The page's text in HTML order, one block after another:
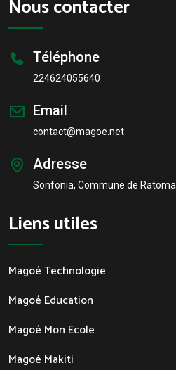
Nous contacter
Téléphone
224624055640
Email
contact@magoe.net
Adresse
Sonfonia, Commune de Ratoma
Liens utiles
Magoé Technologie
Magoé Education
Magoé Mon Ecole
Magoé Makiti